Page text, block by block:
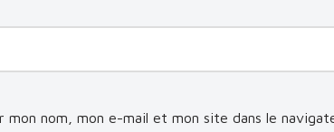
mon nom, mon e-mail et mon site dans le